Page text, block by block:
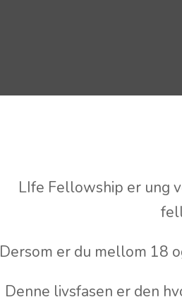
LIfe Fellowship er ung
Dersom er du mellom 18
Denne livsfasen er den